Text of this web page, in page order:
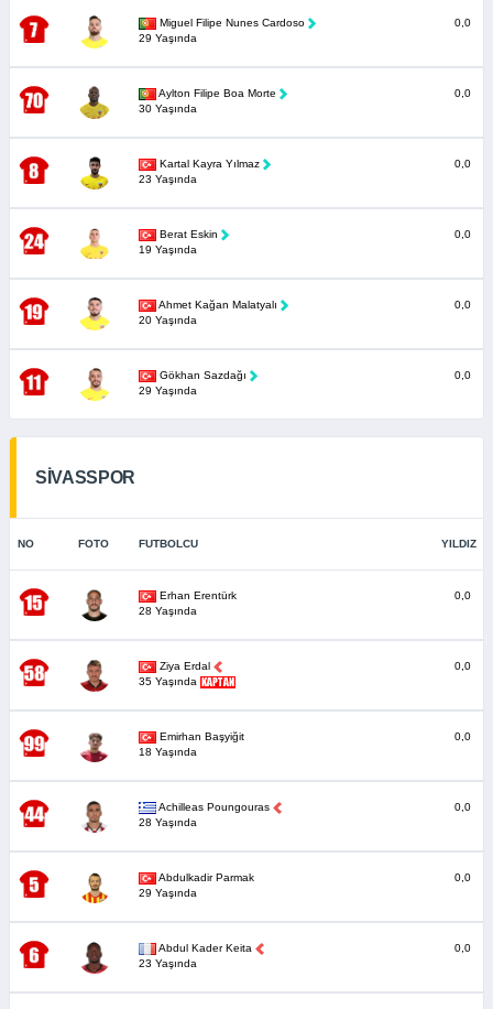
Miguel Filipe Nunes Cardoso
29 Yaşında
0,0
Aylton Filipe Boa Morte
30 Yaşında
0,0
Kartal Kayra Yılmaz
23 Yaşında
0,0
Berat Eskin
19 Yaşında
0,0
Ahmet Kağan Malatyalı
20 Yaşında
0,0
Gökhan Sazdağı
29 Yaşında
0,0
SİVASSPOR
NO FOTO FUTBOLCU YILDIZ
Erhan Erentürk
28 Yaşında
0,0
Ziya Erdal
35 Yaşında
0,0
Emirhan Başyiğit
18 Yaşında
0,0
Achilleas Poungouras
28 Yaşında
0,0
Abdulkadir Parmak
29 Yaşında
0,0
Abdul Kader Keita
23 Yaşında
0,0